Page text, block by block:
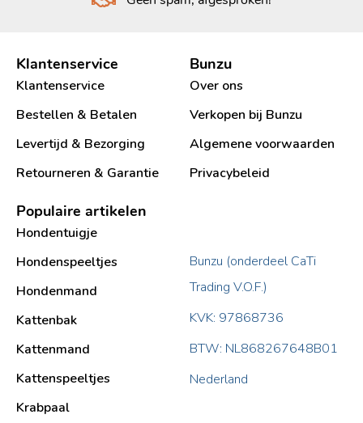
Klantenservice
Klantenservice
Bestellen & Betalen
Levertijd & Bezorging
Retourneren & Garantie
Bunzu
Over ons
Verkopen bij Bunzu
Algemene voorwaarden
Privacybeleid
Populaire artikelen
Hondentuigje
Hondenspeeltjes
Hondenmand
Kattenbak
Kattenmand
Kattenspeeltjes
Krabpaal​
Bunzu (onderdeel CaTi
Trading V.O.F.)
KVK: 97868736
BTW: NL868267648B01
Nederland